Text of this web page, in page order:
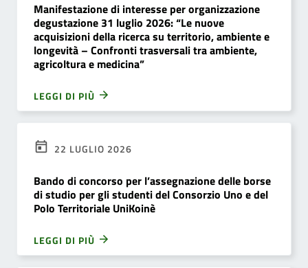
Manifestazione di interesse per organizzazione
degustazione 31 luglio 2026: “Le nuove
acquisizioni della ricerca su territorio, ambiente e
longevità – Confronti trasversali tra ambiente,
agricoltura e medicina”
LEGGI DI PIÙ
22 LUGLIO 2026
Bando di concorso per l’assegnazione delle borse
di studio per gli studenti del Consorzio Uno e del
Polo Territoriale UniKoinè
LEGGI DI PIÙ